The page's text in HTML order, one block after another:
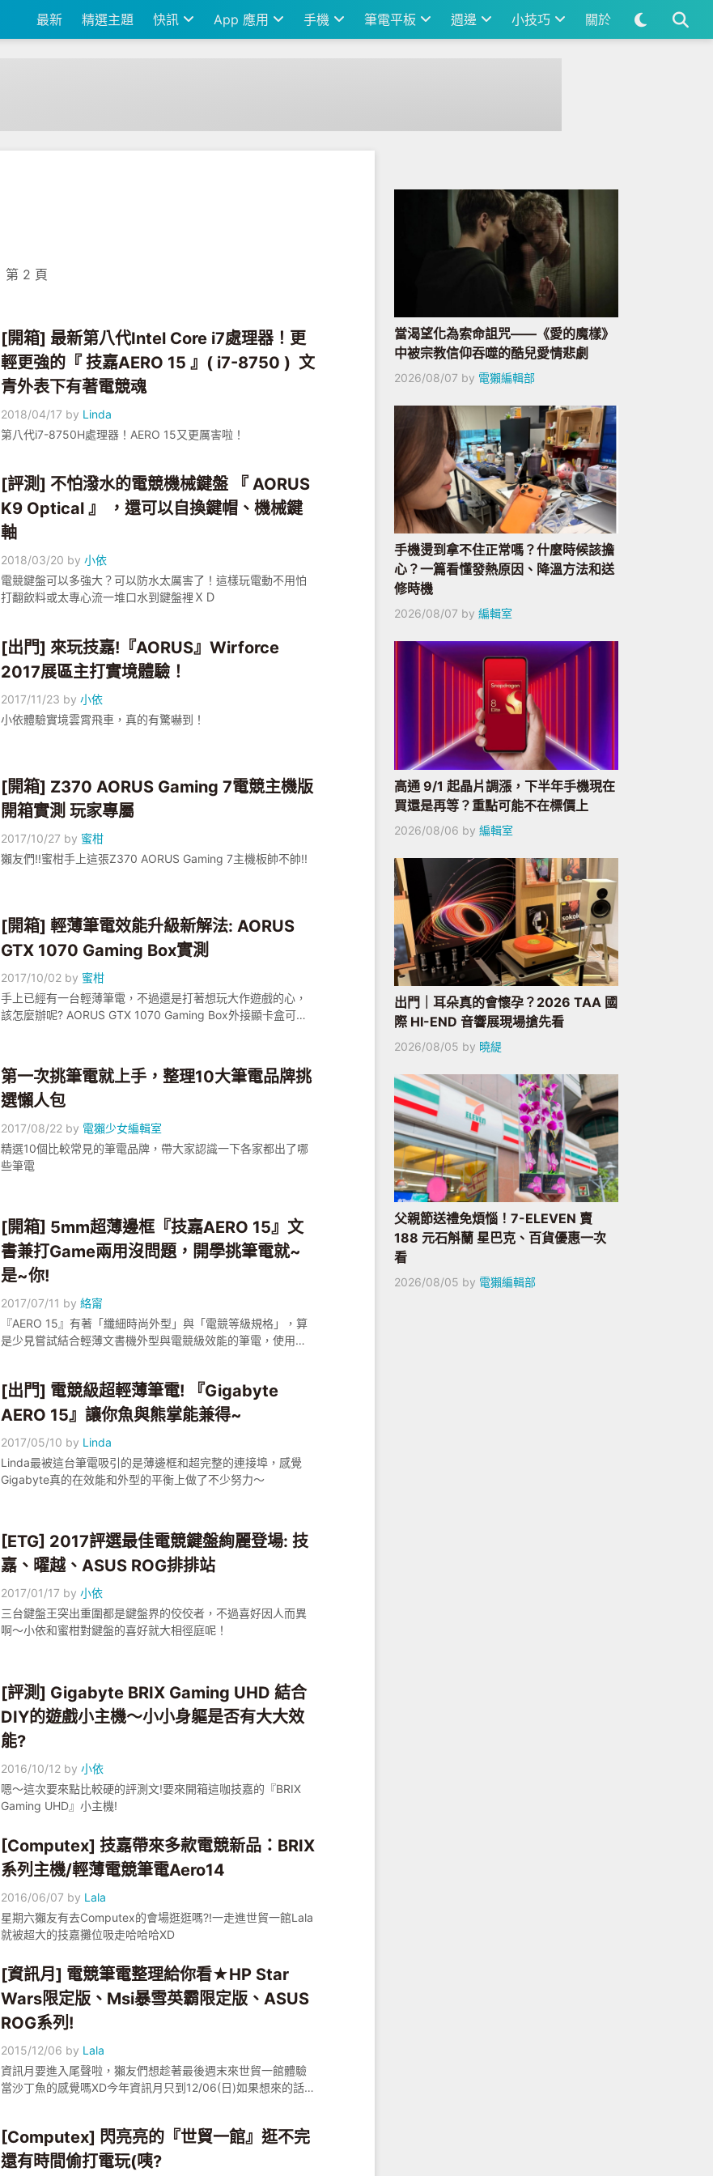
最新 精選主題 快訊 App 應用 手機 筆電平板 週邊 小技巧 關於
第 2 頁
[開箱] 最新第八代Intel Core i7處理器！更
輕更強的『 技嘉AERO 15 』( i7-8750 ) 文
青外表下有著電競魂
2018/04/17 by Linda
第八代i7-8750H處理器！AERO 15又更厲害啦！
[評測] 不怕潑水的電競機械鍵盤 『 AORUS
K9 Optical 』 ，還可以自換鍵帽、機械鍵
軸
2018/03/20 by小依
電競鍵盤可以多強大？可以防水太厲害了！這樣玩電動不用怕
打翻飲料或太專心流一堆口水到鍵盤裡ＸＤ
[出門] 來玩技嘉!『AORUS』Wirforce
2017展區主打實境體驗！
2017/11/23 by小依
小依體驗實境雲霄飛車，真的有驚嚇到！
[開箱] Z370 AORUS Gaming 7電競主機版
開箱實測 玩家專屬
2017/10/27 by 蜜柑
獺友們!!蜜柑手上這張Z370 AORUS Gaming 7主機板帥不帥!!
[開箱] 輕薄筆電效能升級新解法: AORUS
GTX 1070 Gaming Box實測
2017/10/02 by 蜜柑
手上已經有一台輕薄筆電，不過還是打著想玩大作遊戲的心，
該怎麼辦呢? AORUS GTX 1070 Gaming Box外接顯卡盒可能
第一次挑筆電就上手，整理10大筆電品牌挑
選懶人包
2017/08/22 by 電獺少女編輯室
精選10個比較常見的筆電品牌，帶大家認識一下各家都出了哪
些筆電
[開箱] 5mm超薄邊框『技嘉AERO 15』文
書兼打Game兩用沒問題，開學挑筆電就~
是~你!
2017/07/11 by絡甯
『AERO 15』有著「纖細時尚外型」與「電競等級規格」，算
是少見嘗試結合輕薄文書機外型與電競級效能的筆電，使用起
[出門] 電競級超輕薄筆電! 『Gigabyte
AERO 15』讓你魚與熊掌能兼得~
2017/05/10 by Linda
Linda最被這台筆電吸引的是薄邊框和超完整的連接埠，感覺
Gigabyte真的在效能和外型的平衡上做了不少努力～
[ETG] 2017評選最佳電競鍵盤絢麗登場: 技
嘉、曜越、ASUS ROG排排站
2017/01/17 by小依
三台鍵盤王突出重圍都是鍵盤界的佼佼者，不過喜好因人而異
啊～小依和蜜柑對鍵盤的喜好就大相徑庭呢！
[評測] Gigabyte BRIX Gaming UHD 結合
DIY的遊戲小主機～小小身軀是否有大大效
能?
2016/10/12 by小依
嗯～這次要來點比較硬的評測文!要來開箱這咖技嘉的『BRIX
Gaming UHD』小主機!
[Computex] 技嘉帶來多款電競新品：BRIX
系列主機/輕薄電競筆電Aero14
2016/06/07 by Lala
星期六獺友有去Computex的會場逛逛嗎?!一走進世貿一館Lala
就被超大的技嘉攤位吸走哈哈哈XD
[資訊月] 電競筆電整理給你看★HP Star
Wars限定版、Msi暴雪英霸限定版、ASUS
ROG系列!
2015/12/06 by Lala
資訊月要進入尾聲啦，獺友們想趁著最後週末來世貿一館體驗
當沙丁魚的感覺嗎XD今年資訊月只到12/06(日)如果想來的話可
[Computex] 閃亮亮的『世貿一館』逛不完
還有時間偷打電玩(咦?
當渴望化為索命詛咒——《愛的魔樣》
中被宗教信仰吞噬的酷兒愛情悲劇
2026/08/07 by 電獺編輯部
手機燙到拿不住正常嗎？什麼時候該擔
心？一篇看懂發熱原因、降溫方法和送
修時機
2026/08/07 by 編輯室
高通 9/1 起晶片調漲，下半年手機現在
買還是再等？重點可能不在標價上
2026/08/06 by 編輯室
出門｜耳朵真的會懷孕？2026 TAA 國
際 HI-END 音響展現場搶先看
2026/08/05 by 曉緹
父親節送禮免煩惱！7-ELEVEN 賣
188 元石斛蘭 星巴克、百貨優惠一次
看
2026/08/05 by 電獺編輯部